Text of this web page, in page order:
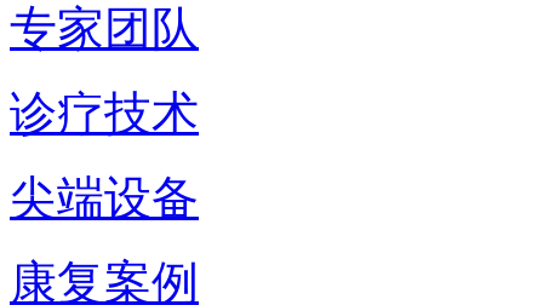
专家团队
诊疗技术
尖端设备
康复案例